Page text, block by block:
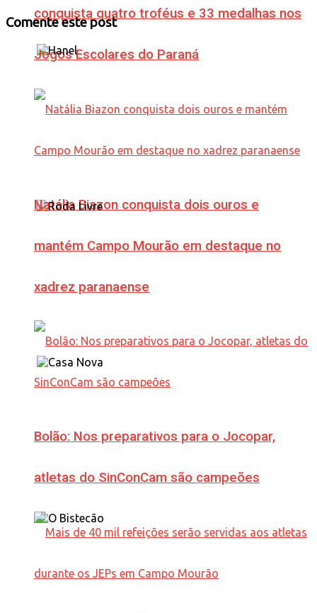
conquista quatro troféus e 33 medalhas nos
Jogos Escolares do Paraná
Natália Biazon conquista dois ouros e
mantém Campo Mourão em destaque no
xadrez paranaense
Bolão: Nos preparativos para o Jocopar,
atletas do SinConCam são campeões
Comente este post